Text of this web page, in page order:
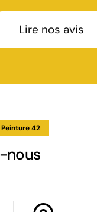
Lire nos avis
42
nous